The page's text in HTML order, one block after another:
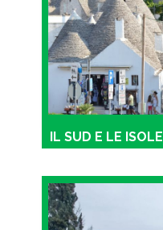
IL SUD E LE ISOLE